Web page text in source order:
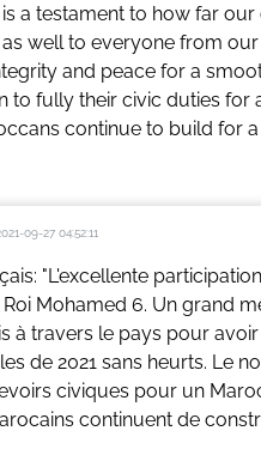
a testament to how far
well to everyone from
and peace for a
to fully their civic duties
continue to build for
09-27 04:52:11
"L'excellente
Mohamed 6. Un grand
à travers le pays pour
de 2021 sans heurts. Le
civiques pour un
continuent de